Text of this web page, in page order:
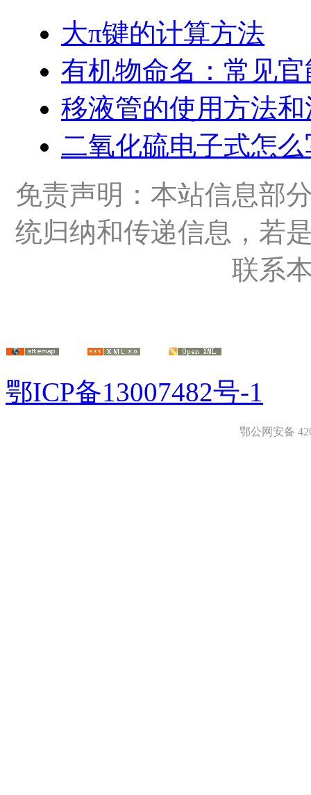
大π键的计算方法
有机物命名：常见
移液管的使用方法
二氧化硫电子式怎
免责声明：本站信息部
统归纳和传递信息，若
联系
鄂ICP备13007482号-1
鄂公网安备